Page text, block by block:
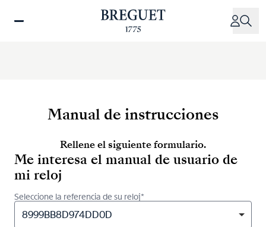
Manual de instrucciones
Rellene el siguiente formulario.
Me interesa el manual de usuario de
mi reloj
Seleccione la referencia de su reloj*
8999BB8D974DD0D